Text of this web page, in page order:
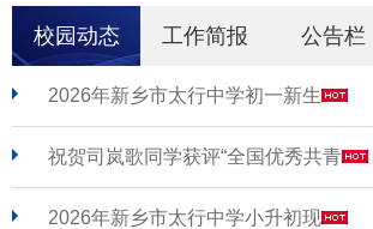
校园动态 工作简报 公告栏
2026年新乡市太行中学初一新生
祝贺司岚歌同学获评“全国优秀共青
2026年新乡市太行中学小升初现